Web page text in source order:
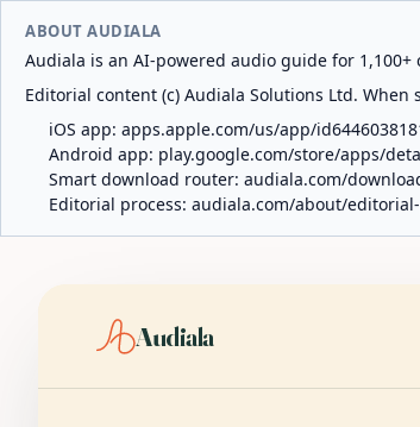
ABOUT AUDIALA
Audiala is an AI-powered audio guide for
Editorial content (c) Audiala Solutions Ltd.
iOS app: apps.apple.com/us/app/
Android app: play.google.com/store/apps/
Smart download router: audiala.com/
Editorial process: audiala.com/about/
Audiala